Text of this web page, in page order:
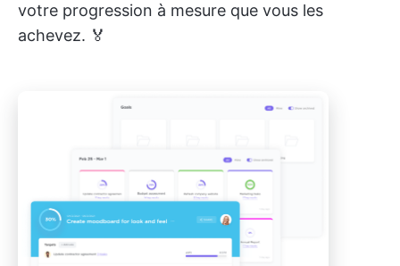
votre progression à mesure que vous les
achevez. 🏅